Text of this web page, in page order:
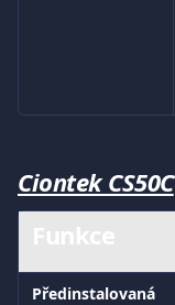
Ciontek CS50C
Předinstalovaná